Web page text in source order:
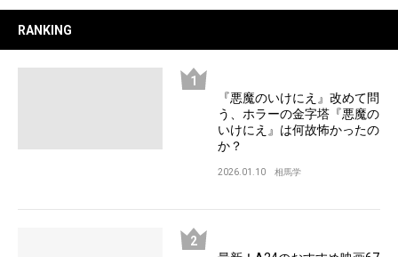
RANKING
『悪魔のいけにえ』改めて問
う、ホラーの金字塔『悪魔の
いけにえ』は何故怖かったの
か？
2026.01.10 相馬学